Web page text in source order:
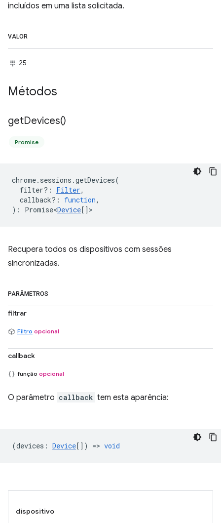
incluídos em uma lista solicitada.
VALOR
25
Métodos
getDevices()
Promise
chrome. sessions .getDevices(
filter? : Filter,
callback? : function,
) : Promise<Device[] >
Recupera todos os dispositivos com sessões
sincronizadas.
PARÂMETROS
filtrar
Filtro opcional
callback
função opcional
O parâmetro callback tem esta aparência:
(devices : Device[]) => void
dispositivo